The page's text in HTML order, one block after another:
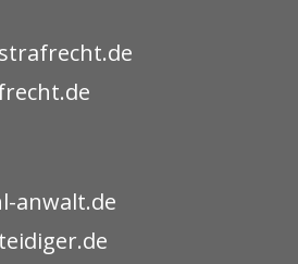
anwalt.de